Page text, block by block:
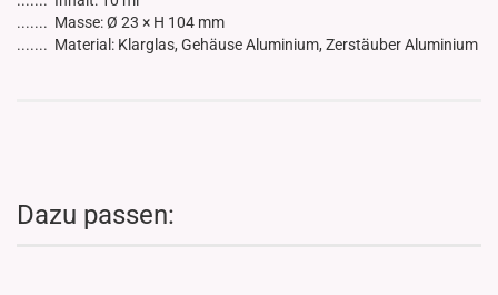
....... Masse: Ø 23 × H 104 mm
....... Material: Klarglas, Gehäuse Aluminium, Zerstäuber Aluminium
Dazu passen: